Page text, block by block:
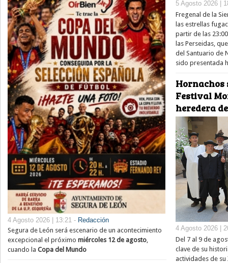
4 Agosto 2026 | 13:21 - Redacción
Segura de León será escenario de un acontecimiento
excepcional el próximo miércoles 12 de agosto
cuando la Copa del Mundo
5 Agosto 2026 |
Fregenal de la
las estrellas
partir de las
las Perseidas,
del Santuario de
sido presentada
Hornachos
Festival
heredera
4 Agosto 2026 |
Del 7 al 9 de
clave de su
actividades de